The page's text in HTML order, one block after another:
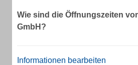
Wie sind die Öffnungszeiten
GmbH?
Informationen bearbeiten